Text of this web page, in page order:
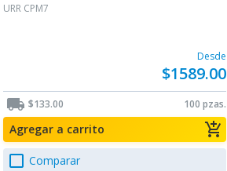
URR CPM7
Desde
$1589.00
local_shipping $133.00 100 pzas.
add_shopping_cart
Agregar a carrito
check_box_outline_blank Comparar